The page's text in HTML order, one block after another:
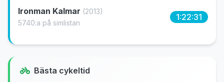
Ironman Kalmar (2013)
5740:a på simlistan
1:22:31
Bästa cykeltid